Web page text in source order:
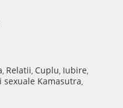
, Relatii, Cuplu, Iubire,
sexuale Kamasutra,